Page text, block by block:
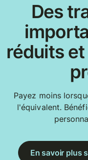
Des
réduits
Payez moins
l'équivalent.
En savoir plus